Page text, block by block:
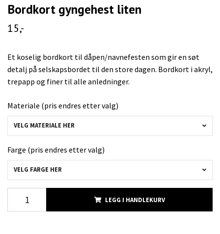
Bordkort gyngehest liten
15,-
Et koselig bordkort til dåpen/navnefesten som gir en søt
detalj på selskapsbordet til den store dagen. Bordkort i akryl,
trepapp og finer til alle anledninger.
Materiale (pris endres etter valg)
VELG MATERIALE HER
Farge (pris endres etter valg)
VELG FARGE HER
LEGG I HANDLEKURV